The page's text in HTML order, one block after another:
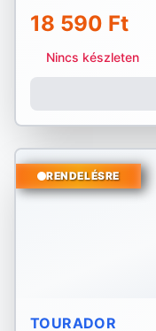
18 590 Ft
Nincs készleten
RENDELÉSRE
TOURADOR